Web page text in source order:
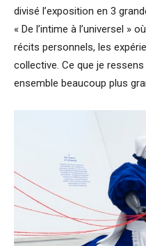
divisé l’exposition en 3
« De l’intime à l’universel »
récits personnels, les
collective. Ce que je ressens
ensemble beaucoup plus